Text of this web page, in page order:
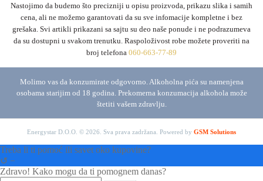
Nastojimo da budemo što precizniji u opisu proizvoda, prikazu slika i samih
cena, ali ne možemo garantovati da su sve infomacije kompletne i bez
grešaka. Svi artikli prikazani sa sajtu su deo naše ponude i ne podrazumeva
da su dostupni u svakom trenutku. Raspoloživost robe možete proveriti na
broj telefona 060-663-77-89
Molimo vas da konzumirate odgovorno. Alkoholna pića su namenjena
osobama starijim od 18 godina. Prekomerna konzumacija alkohola može
štetiti vašem zdravlju.
Energystar D.O.O. © 2026. Sva prava zadržana. Powered by GSM Solutions
Treba li ti pomoć ili savet oko kupovine?
↺ −
Zdravo! Kako mogu da ti pomognem danas?